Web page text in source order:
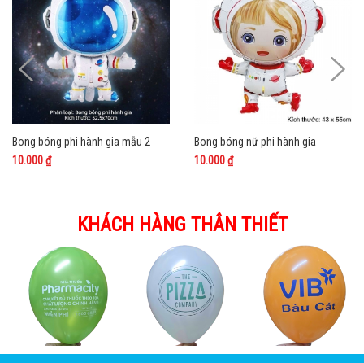
Bong bóng phi hành gia mẫu 2
10.000 ₫
Bong bóng nữ phi hành gia
10.000 ₫
KHÁCH HÀNG THÂN THIẾT